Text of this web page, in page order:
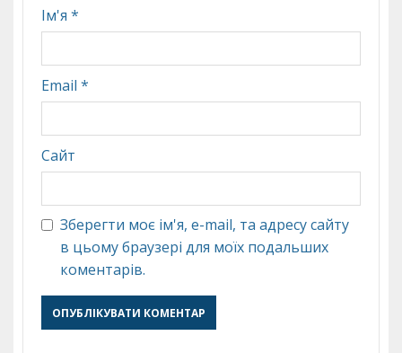
Ім'я *
Email *
Сайт
Зберегти моє ім'я, e-mail, та адресу сайту
в цьому браузері для моїх подальших
коментарів.